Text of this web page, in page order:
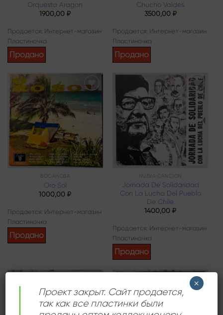
Orquesta Aragon
1900,00₽
Продается: Интернет-магазин
Пластиночка
Продано
Chucho Valdés
3500,00 ₽
Продается: Интернет-магазин
Пластиночка
Продано
wishlist
БОСАНОВА
Oro Sol
1000,00₽
Продается: Интернет-магазин
Пластиночка
Продано
Add to
wishlist
NUEVA CANCION
Jornada De Solidaridad
Con La Lucha Del Pueblo
De Chile
1400,00₽
Продается: Интернет-магазин
Пластиночка
Продано
Add to
wishlist
Проект закрыт. Сайт продается,
так как все пластинки были
×